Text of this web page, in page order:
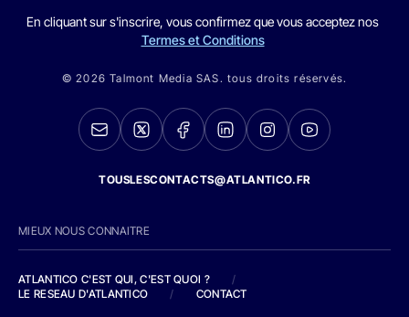
En cliquant sur s'inscrire, vous confirmez que vous acceptez nos
Termes et Conditions
© 2026 Talmont Media SAS. tous droits réservés.
TOUSLESCONTACTS@ATLANTICO.FR
MIEUX NOUS CONNAITRE
ATLANTICO C'EST QUI, C'EST QUOI ?
/
LE RESEAU D'ATLANTICO
/ CONTACT